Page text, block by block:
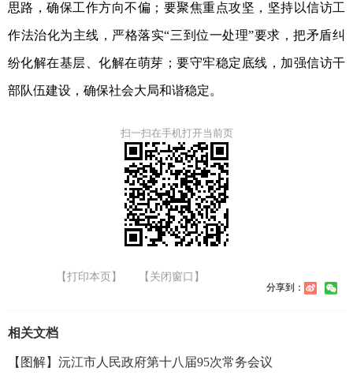
思路，确保工作方向不偏；要聚焦重点攻坚，坚持以信访工
作法治化为主线，严格落实“三到位一处理”要求，把矛盾纠
纷化解在基层、化解在萌芽；要守牢稳定底线，加强信访干
部队伍建设，确保社会大局和谐稳定。
扫一扫在手机打开当前页
【打印本页】 【关闭窗口】
分享到：
相关文档
【图解】沅江市人民政府第十八届95次常务会议